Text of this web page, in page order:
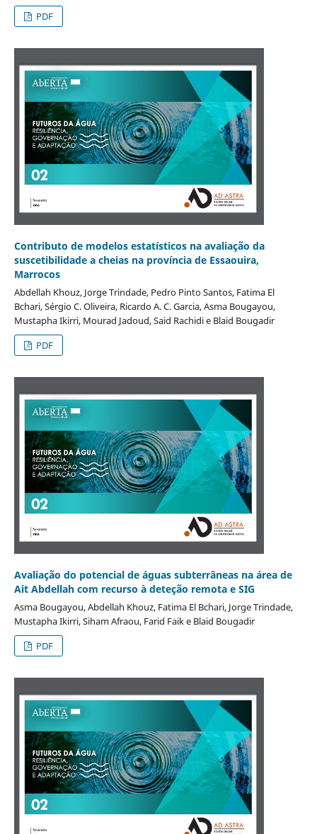
PDF
Contributo de modelos estatísticos na avaliação da
suscetibilidade a cheias na província de Essaouira,
Marrocos
Abdellah Khouz, Jorge Trindade, Pedro Pinto Santos, Fatima El
Bchari, Sérgio C. Oliveira, Ricardo A. C. Garcia, Asma Bougayou,
Mustapha Ikirri, Mourad Jadoud, Said Rachidi e Blaid Bougadir
PDF
Avaliação do potencial de águas subterrâneas na área de
Ait Abdellah com recurso à deteção remota e SIG
Asma Bougayou, Abdellah Khouz, Fatima El Bchari, Jorge Trindade,
Mustapha Ikirri, Siham Afraou, Farid Faik e Blaid Bougadir
PDF